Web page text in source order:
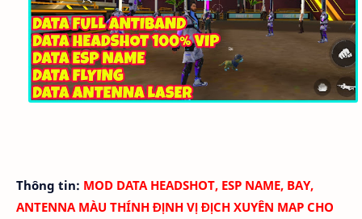
Thông tin: MOD DATA HEADSHOT, ESP NAME, BAY,
ANTENNA MÀU THÍNH ĐỊNH VỊ ĐỊCH XUYÊN MAP CHO